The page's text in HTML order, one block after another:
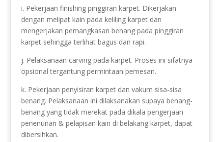
i. Pekerjaan finishing pinggiran karpet. Dikerjakan
dengan melipat kain pada keliling karpet dan
mengerjakan pemangkasan benang pada pinggiran
karpet sehingga terlihat bagus dan rapi.
j. Pelaksanaan carving pada karpet. Proses ini sifatnya
opsional tergantung permintaan pemesan.
k. Pekerjaan penyisiran karpet dan vakum sisa-sisa
benang. Pelaksanaan ini dilaksanakan supaya benang-
benang yang tidak merekat pada dikala pengerjaan
penenunan & pelapisan kain di belakang karpet, dapat
dibersihkan.